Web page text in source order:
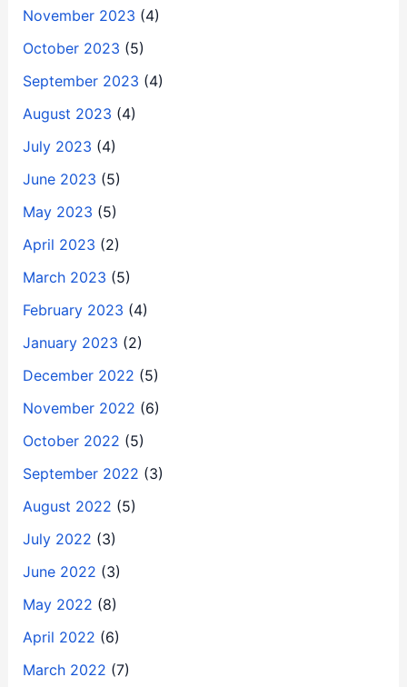
November 2023 (4)
October 2023 (5)
September 2023 (4)
August 2023 (4)
July 2023 (4)
June 2023 (5)
May 2023 (5)
April 2023 (2)
March 2023 (5)
February 2023 (4)
January 2023 (2)
December 2022 (5)
November 2022 (6)
October 2022 (5)
September 2022 (3)
August 2022 (5)
July 2022 (3)
June 2022 (3)
May 2022 (8)
April 2022 (6)
March 2022 (7)